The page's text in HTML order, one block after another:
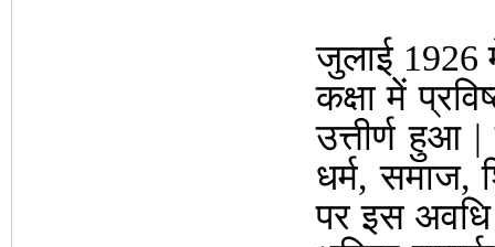
जुलाई 1926
कक्षा में
उत्तीर्ण हुआ
धर्म, समाज,
पर इस